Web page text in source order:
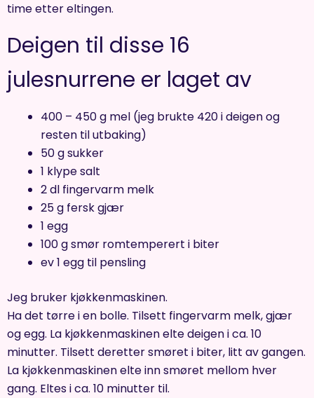
time etter eltingen.
Deigen til disse 16
julesnurrene er laget av
400 – 450 g mel (jeg brukte 420 i deigen og
resten til utbaking)
50 g sukker
1 klype salt
2 dl fingervarm melk
25 g fersk gjær
1 egg
100 g smør romtemperert i biter
ev 1 egg til pensling
Jeg bruker kjøkkenmaskinen.
Ha det tørre i en bolle. Tilsett fingervarm melk, gjær
og egg. La kjøkkenmaskinen elte deigen i ca. 10
minutter. Tilsett deretter smøret i biter, litt av gangen.
La kjøkkenmaskinen elte inn smøret mellom hver
gang. Eltes i ca. 10 minutter til.